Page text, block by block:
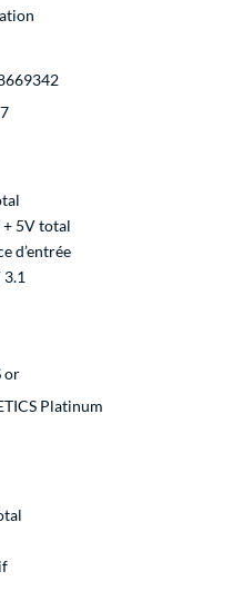
+ 5V total
d’entrée
or
Platinum